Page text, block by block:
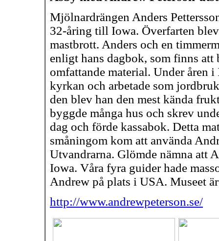
Mjölnardrängen Anders
32-åring till Iowa. Överfarten
mastbrott. Anders och en
enligt hans dagbok, som finns att
omfattande material. Under åren
kyrkan och arbetade som
den blev han den mest kända
byggde många hus och skrev
dag och förde kassabok. Detta
småningom kom att använda
Utvandrarna. Glömde nämna att
Iowa. Våra fyra guider hade
Andrew på plats i USA. Museet
http://www.andrewpeterson.se/